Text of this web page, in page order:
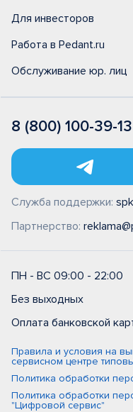
Для инвесторов
Работа в Pedant.ru
Обслуживание юр. лиц
8 (800) 100-39-13
Служба поддержки:
Партнерство:
ПН - ВС 09:00 - 22:00
Без выходных
Оплата банковской
Правила и условия на
сервисном центре
Политика обработки
Политика обработки
"Цифровой сервис"